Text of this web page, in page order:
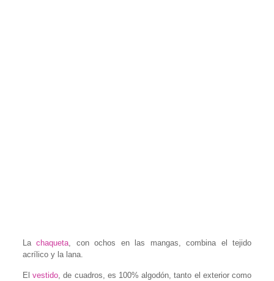
Lachaqueta, con ochos en las mangas, combina el tejido
acrílico y la lana.
Elvestido, de cuadros, es 100% algodón, tanto el exterior como